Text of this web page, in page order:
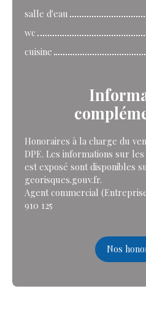
salle d'eau
wc
cuisine
Honoraires à la charge du
DPE. Les informations sur
est exposé sont disponibles
georisques.gouv.fr.
Agent commercial
910 125
Nos